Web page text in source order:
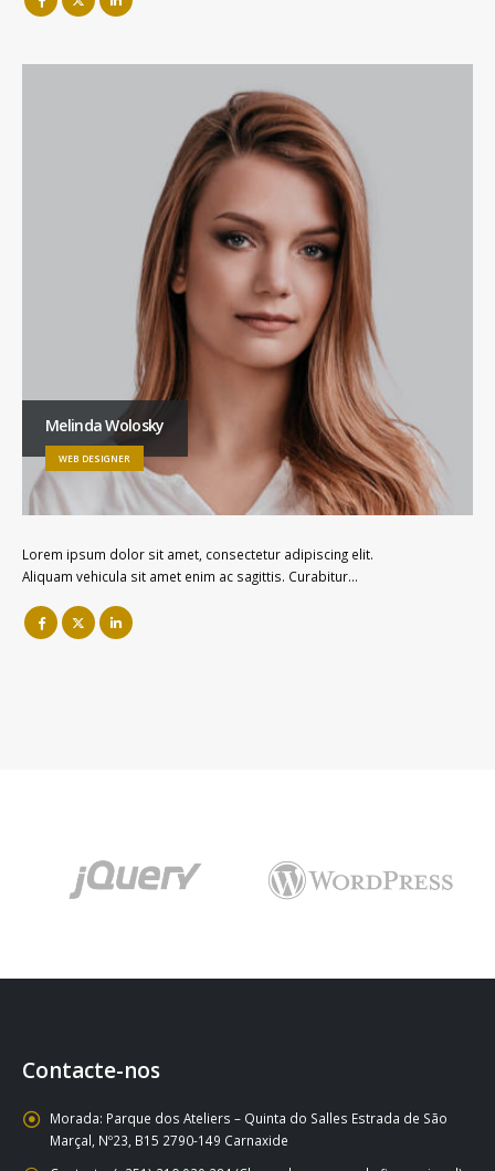
Melinda Wolosky
WEB DESIGNER
Lorem ipsum dolor sit amet, consectetur adipiscing elit.
Aliquam vehicula sit amet enim ac sagittis. Curabitur…
Contacte-nos
Morada: Parque dos Ateliers – Quinta do Salles Estrada de São
Marçal, Nº23, B15 2790-149 Carnaxide